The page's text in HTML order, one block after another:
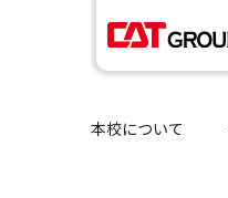
本校について